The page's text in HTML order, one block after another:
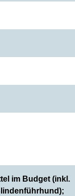
im Budget (inkl.